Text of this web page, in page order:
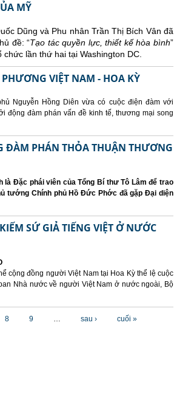
MỸ
Dũng và Phu nhân Trần Thị Bích Vân đã
đề: “Tạo tác quyền lực, thiết kế hòa bình”
lần thứ hai tại Washington DC.
VIỆT NAM - HOA KỲ
Nguyễn Hồng Diên vừa có cuộc điện đàm với
động đàm phán vấn đề kinh tế, thương mại song
ĐÀM PHÁN THỎA THUẬN THƯƠNG
Đặc phái viên của Tổng Bí thư Tô Lâm để trao
tướng Chính phủ Hồ Đức Phớc đã gặp Đại diện
SỨ GIẢ TIẾNG VIỆT Ở NƯỚC
cộng đồng người Việt Nam tại Hoa Kỳ thể lệ cuộc
Nhà nước về người Việt Nam ở nước ngoài, Bộ
8 9 … sau › cuối »